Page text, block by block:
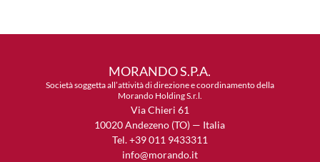
MORANDO S.P.A.
Società soggetta all’attività di direzione e coordinamento della
Morando Holding S.r.l.
Via Chieri 61
10020 Andezeno (TO) — Italia
Tel. +39 011 9433311
info@morando.it